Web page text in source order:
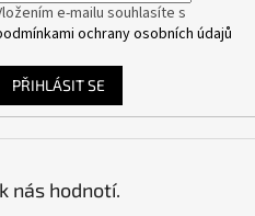
e-mailu souhlasíte s
ochrany osobních údajů
PŘIHLÁSIT SE
nás hodnotí.